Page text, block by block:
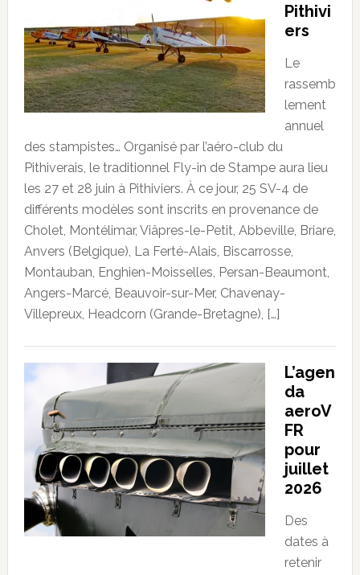
Pithivi
ers
Le
rassemb
lement
annuel
des stampistes… Organisé par l’aéro-club du
Pithiverais, le traditionnel Fly-in de Stampe aura lieu
les 27 et 28 juin à Pithiviers. À ce jour, 25 SV-4 de
différents modèles sont inscrits en provenance de
Cholet, Montélimar, Viâpres-le-Petit, Abbeville, Briare,
Anvers (Belgique), La Ferté-Alais, Biscarrosse,
Montauban, Enghien-Moisselles, Persan-Beaumont,
Angers-Marcé, Beauvoir-sur-Mer, Chavenay-
Villepreux, Headcorn (Grande-Bretagne), […]
L’agen
da
aeroV
FR
pour
juillet
2026
Des
dates à
retenir